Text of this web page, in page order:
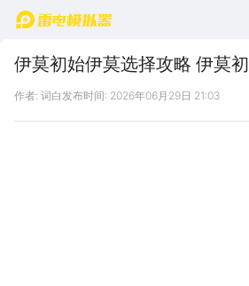
首页
伊莫初始伊莫选择攻略 伊莫
作者: 词白发布时间: 2026年06月29日 21:03